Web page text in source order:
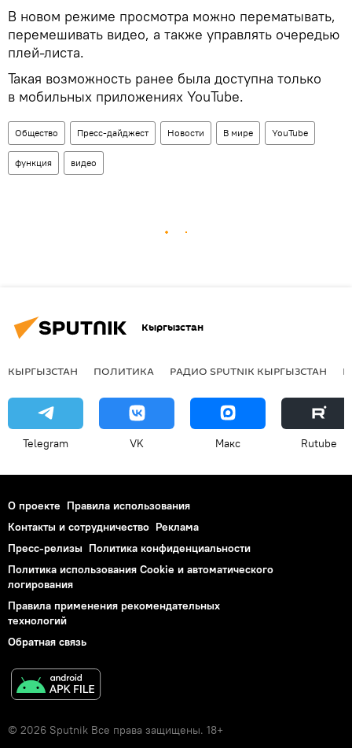
В новом режиме просмотра можно перематывать,
перемешивать видео, а также управлять очередью
плей-листа.
Такая возможность ранее была доступна только
в мобильных приложениях YouTube.
Общество Пресс-дайджест Новости В мире YouTube
функция видео
Кыргызстан
КЫРГЫЗСТАН ПОЛИТИКА РАДИО SPUTNIK КЫРГЫЗСТАН
Telegram VK Макс Rutube
О проекте Правила использования
Контакты и сотрудничество Реклама
Пресс-релизы Политика конфиденциальности
Политика использования Cookie и автоматического
логирования
Правила применения рекомендательных
технологий
Обратная связь
© 2026 Sputnik Все права защищены. 18+